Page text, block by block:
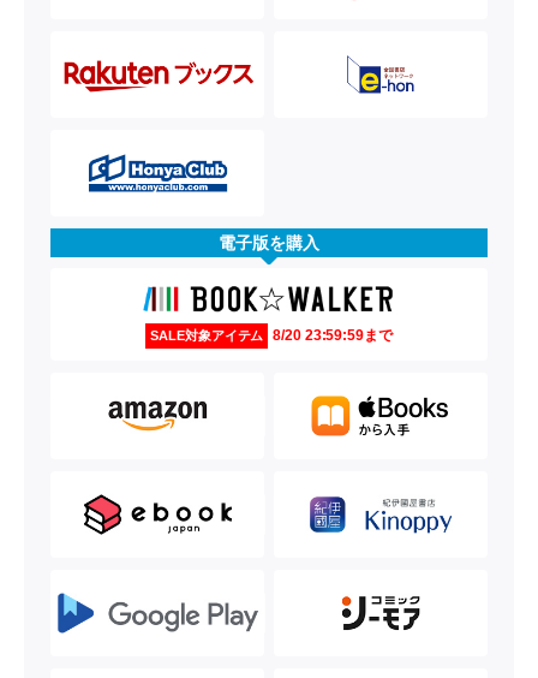
電子版を購入
SALE対象アイテム 8/20 23:59:59まで